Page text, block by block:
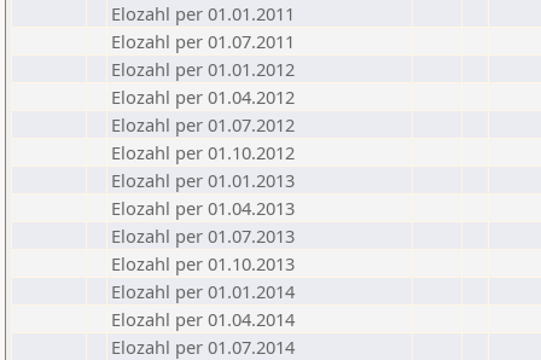
Elozahl per 01.01.2011
Elozahl per 01.07.2011
Elozahl per 01.01.2012
Elozahl per 01.04.2012
Elozahl per 01.07.2012
Elozahl per 01.10.2012
Elozahl per 01.01.2013
Elozahl per 01.04.2013
Elozahl per 01.07.2013
Elozahl per 01.10.2013
Elozahl per 01.01.2014
Elozahl per 01.04.2014
Elozahl per 01.07.2014